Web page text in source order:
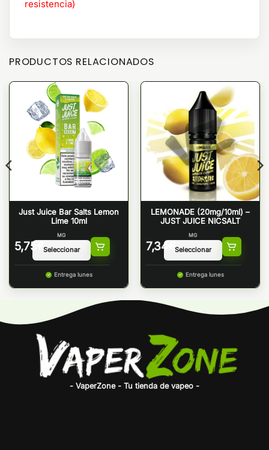
resistencia)
PRODUCTOS RELACIONADOS
Just Juice Bar Salts Lemon
Lime 10ml
5,75 €
MG
Entrega lunes
LEMONADE (20mg/10ml) –
JUST JUICE NICSALT
7,34 €
MG
Entrega lunes
- VaperZone - Tu tienda de vapeo -